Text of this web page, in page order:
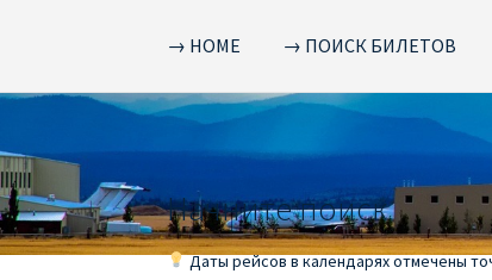
→ HOME → ПОИСК БИЛЕТОВ
HomeRYANAIR | ПОИСК АВИАБИЛЕТОВ
RYANAIR ДОБАВИТЬ БАГАЖRyanair
RYANAIR ИЗ РИГИRyanair из
Начните поиск
Даты рейсов в календарях отмечены